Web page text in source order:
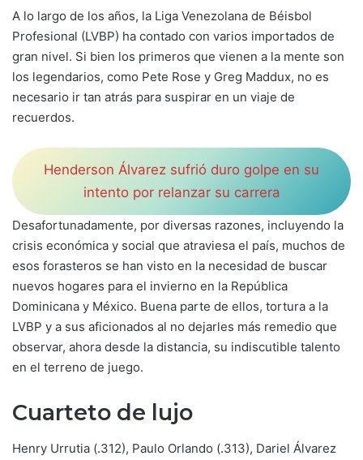
A lo largo de los años, la Liga Venezolana de Béisbol
Profesional (LVBP) ha contado con varios importados de
gran nivel. Si bien los primeros que vienen a la mente son
los legendarios, como Pete Rose y Greg Maddux, no es
necesario ir tan atrás para suspirar en un viaje de
recuerdos.
Henderson Álvarez sufrió duro golpe en su
intento por relanzar su carrera
Desafortunadamente, por diversas razones, incluyendo la
crisis económica y social que atraviesa el país, muchos de
esos forasteros se han visto en la necesidad de buscar
nuevos hogares para el invierno en la República
Dominicana y México. Buena parte de ellos, tortura a la
LVBP y a sus aficionados al no dejarles más remedio que
observar, ahora desde la distancia, su indiscutible talento
en el terreno de juego.
Cuarteto de lujo
Henry Urrutia (.312), Paulo Orlando (.313), Dariel Álvarez